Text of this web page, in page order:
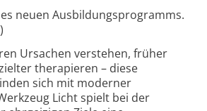
neuen Ausbildungsprogramms.
Ursachen verstehen, früher
therapieren – diese
sich mit moderner
Licht spielt bei der